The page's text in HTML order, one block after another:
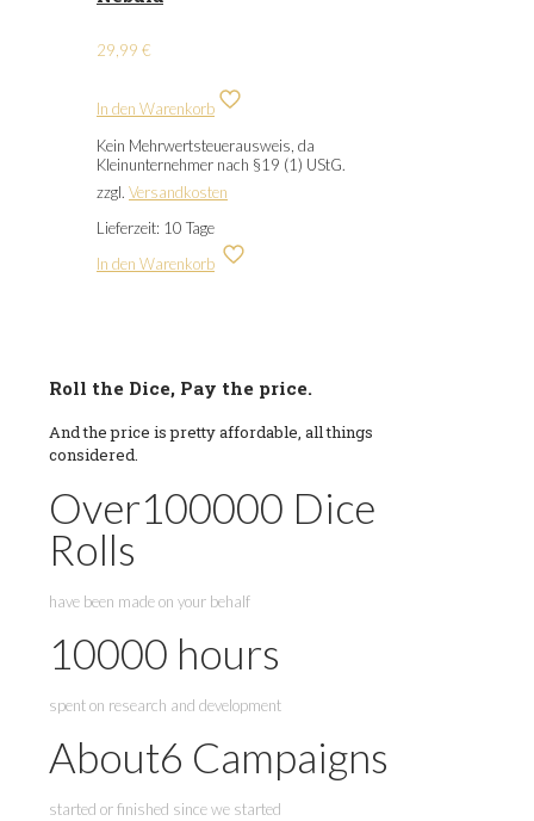
29,99 €
In den Warenkorb
Kein Mehrwertsteuerausweis, da
Kleinunternehmer nach §19 (1) UStG.
zzgl. Versandkosten
Lieferzeit: 10 Tage
In den Warenkorb
Roll the Dice, Pay the price.
And the price is pretty affordable, all things
considered.
Over100000 Dice
Rolls
have been made on your behalf
10000 hours
spent on research and development
About6 Campaigns
started or finished since we started